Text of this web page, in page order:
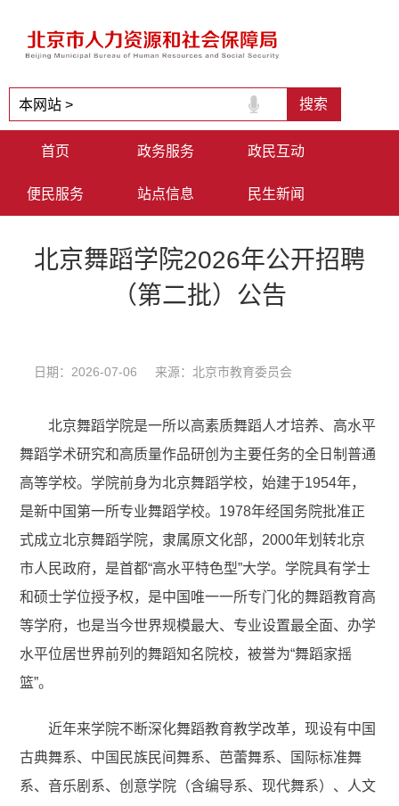
首页 政务服务 政民互动
便民服务 站点信息 民生新闻
北京舞蹈学院2026年公开招聘
（第二批）公告
日期：2026-07-06 来源：北京市教育委员会
北京舞蹈学院是一所以高素质舞蹈人才培养、高水平
舞蹈学术研究和高质量作品研创为主要任务的全日制普通
高等学校。学院前身为北京舞蹈学校，始建于1954年，
是新中国第一所专业舞蹈学校。1978年经国务院批准正
式成立北京舞蹈学院，隶属原文化部，2000年划转北京
市人民政府，是首都“高水平特色型”大学。学院具有学士
和硕士学位授予权，是中国唯一一所专门化的舞蹈教育高
等学府，也是当今世界规模最大、专业设置最全面、办学
水平位居世界前列的舞蹈知名院校，被誉为“舞蹈家摇
篮”。
近年来学院不断深化舞蹈教育教学改革，现设有中国
古典舞系、中国民族民间舞系、芭蕾舞系、国际标准舞
系、音乐剧系、创意学院（含编导系、现代舞系）、人文